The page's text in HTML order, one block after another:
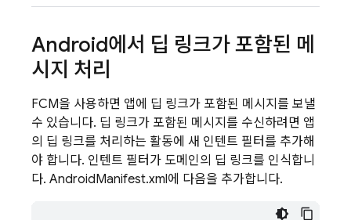
Android에서 딥 링크가 포함된 메
시지 처리
FCM을 사용하면 앱에 딥 링크가 포함된 메시지를 보낼
수 있습니다. 딥 링크가 포함된 메시지를 수신하려면 앱
의 딥 링크를 처리하는 활동에 새 인텐트 필터를 추가해
야 합니다. 인텐트 필터가 도메인의 딥 링크를 인식합니
다. AndroidManifest.xml에 다음을 추가합니다.